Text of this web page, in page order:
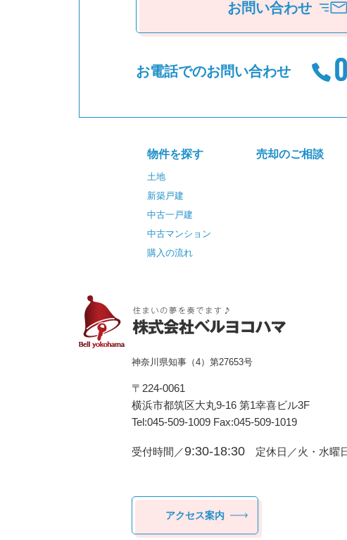
お問い合わせ
お電話でのお問い合わせ
物件を探す
土地
新築戸建
中古一戸建
中古マンション
購入の流れ
売却のご相談
神奈川県知事（4）第27653号
〒224-0061
横浜市都筑区⼤丸9-16 第1幸喜ビル3F
Tel:045-509-1009 Fax:045-509-1019
受付時間／9:30-18:30 定休日／火・水曜
アクセス案内